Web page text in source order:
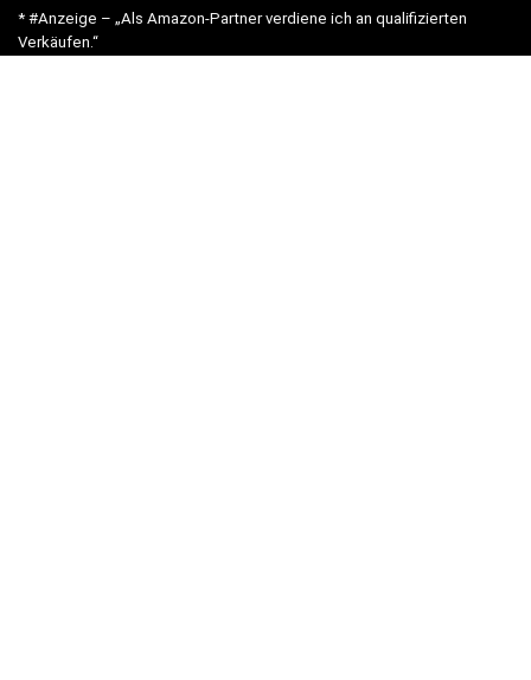
* #Anzeige – „Als Amazon-Partner verdiene ich an qualifizierten
Verkäufen.“